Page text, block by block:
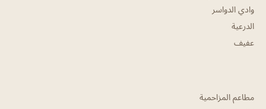
وادي الدواسر
الدرعية
عفيف
مطاعم المزاحمية